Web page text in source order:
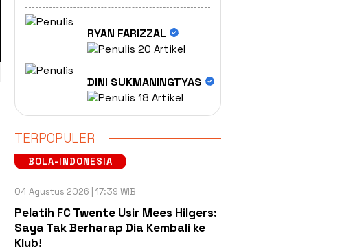
RYAN FARIZZAL
20 Artikel
DINI SUKMANINGTYAS
18 Artikel
TERPOPULER
BOLA-INDONESIA
04 Agustus 2026 | 17:39 WIB
Pelatih FC Twente Usir Mees Hilgers:
Saya Tak Berharap Dia Kembali ke
Klub!